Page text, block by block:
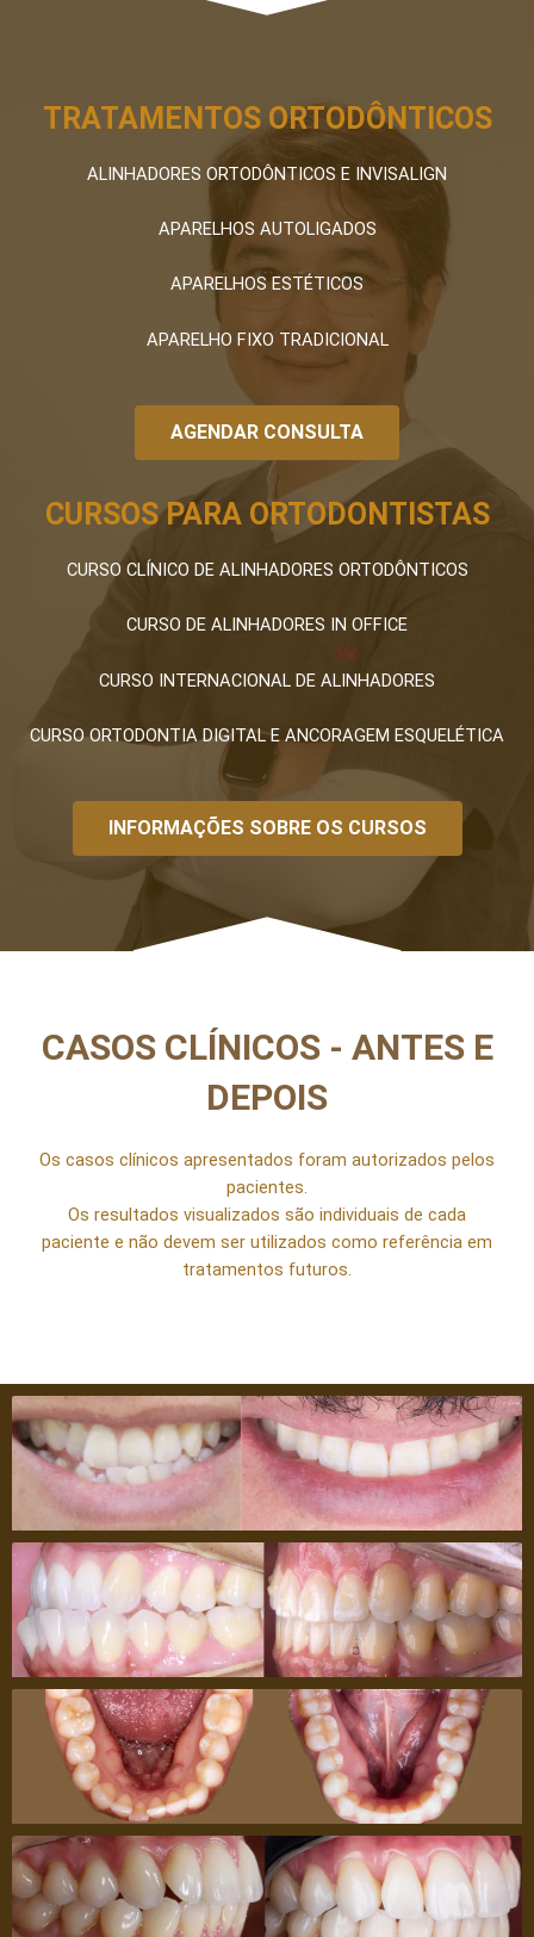
TRATAMENTOS ORTODÔNTICOS
ALINHADORES ORTODÔNTICOS E INVISALIGN
APARELHOS AUTOLIGADOS
APARELHOS ESTÉTICOS
APARELHO FIXO TRADICIONAL
AGENDAR CONSULTA
CURSOS PARA ORTODONTISTAS
CURSO CLÍNICO DE ALINHADORES ORTODÔNTICOS
CURSO DE ALINHADORES IN OFFICE
CURSO INTERNACIONAL DE ALINHADORES
CURSO ORTODONTIA DIGITAL E ANCORAGEM ESQUELÉTICA
INFORMAÇÕES SOBRE OS CURSOS
CASOS CLÍNICOS - ANTES E
DEPOIS
Os casos clínicos apresentados foram autorizados pelos
pacientes.
Os resultados visualizados são individuais de cada
paciente e não devem ser utilizados como referência em
tratamentos futuros.